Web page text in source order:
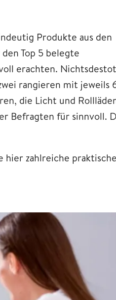
Produkte aus den
Top 5 belegte
erachten.
rangieren mit jeweils
die Licht und
Befragten für sinnvoll.
hier zahlreiche praktische